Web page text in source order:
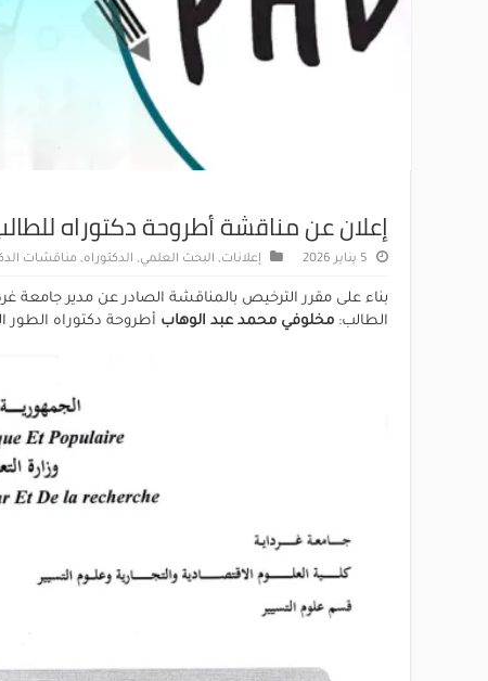
إعلان عن مناقشة أطروحة دكتوراه
5 يناير 2026 إعلانات, البحث العلمي, الدكتوراه, مناقشات
الطالب: مخلوفي محمد عبد الوهاب أطروحة دكتوراه الطور